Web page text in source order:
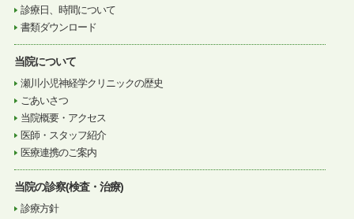
診療日、時間について
書類ダウンロード
当院について
瀬川小児神経学クリニックの歴史
ごあいさつ
当院概要・アクセス
医師・スタッフ紹介
医療連携のご案内
当院の診察(検査・治療)
診療方針